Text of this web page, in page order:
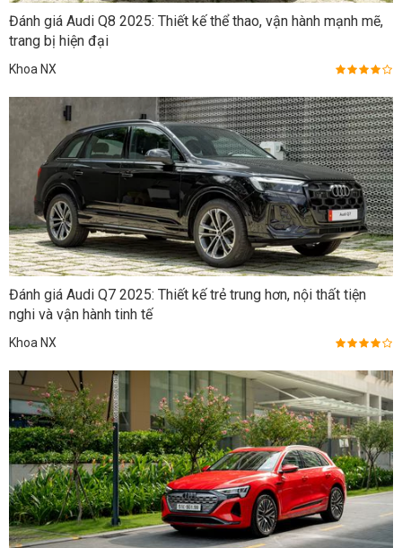
Đánh giá Audi Q8 2025: Thiết kế thể thao, vận hành mạnh mẽ,
trang bị hiện đại
Khoa NX
Đánh giá Audi Q7 2025: Thiết kế trẻ trung hơn, nội thất tiện
nghi và vận hành tinh tế
Khoa NX